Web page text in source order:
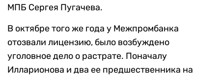
МПБ Сергея Пугачева.
В октябре того же года у Межпромбанка
отозвали лицензию, было возбуждено
уголовное дело о растрате. Поначалу
Илларионова и два ее предшественника на